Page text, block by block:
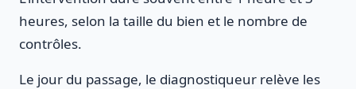
heures, selon la taille du bien et le nombre de
contrôles.
Le jour du passage, le diagnostiqueur relève les